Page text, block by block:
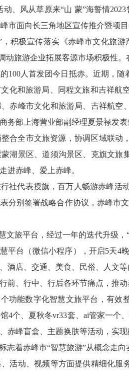
、风从草原来“山 蒙”海誓情
市面向长三角地区宣传推介暨项目
积极宣传落实《赤峰市文化旅
动旅游企业拓展客源市场积极性
100人首发团今日抵赤。近期，
化和旅游局、同程文旅和吉祥航
赤峰市文化和旅游局、吉祥航
务部上海营业部副经理夏景禄发表
合全市文旅资源，协调区域联
湖景区、道须沟景区、克旗文旅
进赤峰、爱上赤峰。
社代表授旗，百万人畅游赤峰活
分别签署战略合作协议，赤峰市
文旅平台，经过一年的迭代升级，
平台（微信小程序），开启5天4
酒店、交通、美食、民俗、人文
前、行中、行后各环节痛点，推
功能数字化智慧文旅平台，有
4个、夏秋冬vr33套、ai管家一个
赤峰盲盒、主题换肤等活动，实
志着赤峰市“智慧旅游”从概念走
活动、视频等方面提供精细化